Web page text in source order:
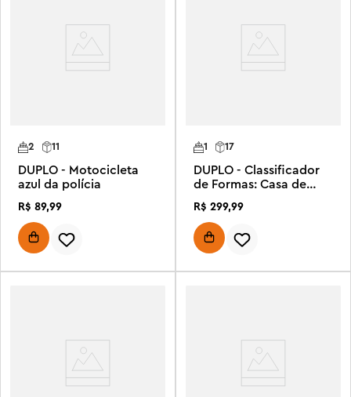
11
2
DUPLO - Motocicleta
azul da polícia
R$ 89,99
1 17
DUPLO - Classificador
de Formas: Casa de
R$ 299,99